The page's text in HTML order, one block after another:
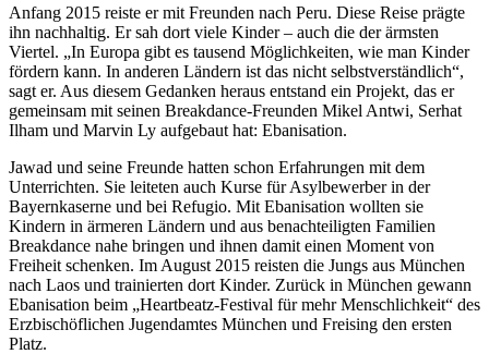
Anfang 2015 reiste er mit Freunden nach Peru. Diese Reise prägte
ihn nachhaltig. Er sah dort viele Kinder – auch die der ärmsten
Viertel. „In Europa gibt es tausend Möglichkeiten, wie man Kinder
fördern kann. In anderen Ländern ist das nicht selbstverständlich“,
sagt er. Aus diesem Gedanken heraus entstand ein Projekt, das er
gemeinsam mit seinen Breakdance-Freunden Mikel Antwi, Serhat
Ilham und Marvin Ly aufgebaut hat: Ebanisation.
Jawad und seine Freunde hatten schon Erfahrungen mit dem
Unterrichten. Sie leiteten auch Kurse für Asylbewerber in der
Bayernkaserne und bei Refugio. Mit Ebanisation wollten sie
Kindern in ärmeren Ländern und aus benachteiligten Familien
Breakdance nahe bringen und ihnen damit einen Moment von
Freiheit schenken. Im August 2015 reisten die Jungs aus München
nach Laos und trainierten dort Kinder. Zurück in München gewann
Ebanisation beim „Heartbeatz-Festival für mehr Menschlichkeit“ des
Erzbischöflichen Jugendamtes München und Freising den ersten
Platz.